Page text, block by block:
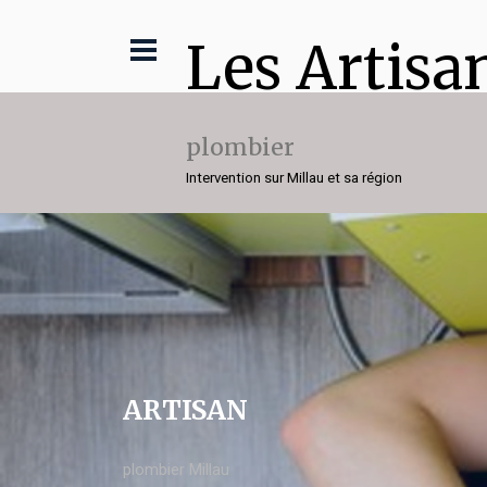
Les
plombier
Intervention sur Millau et sa région
ARTISAN
plombier Millau